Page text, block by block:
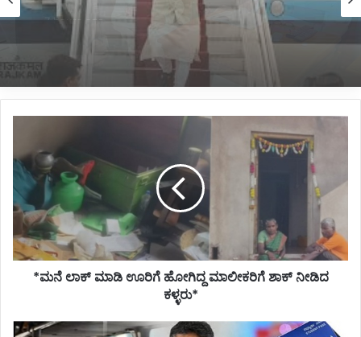
8 hours ago
*2025 ರಲ್ಲಿ ಪ್ರಧಾನಮಂತ್ರಿ ಅವರ ವಿದೇಶಕ್ಕೆ ತಗುಲಿದ
ಒಟ್ಟು ವೆಚ್ಚ ಎಷ್ಟು ಗೋತ್ತಾ..?*
ಮಾಡಿ
ಊರಿಗೆ
ಹೋಗಿದ್ದ
ಮಾಲೀಕರಿಗೆ
ಶಾಕ್
ನೀಡಿದ
ಕಳ್ಳರು*
*ಮನೆ ಲಾಕ್ ಮಾಡಿ ಊರಿಗೆ ಹೋಗಿದ್ದ ಮಾಲೀಕರಿಗೆ ಶಾಕ್ ನೀಡಿದ
ಕಳ್ಳರು*
*ವಿದ್ಯಾರ್ಥಿಗಳ